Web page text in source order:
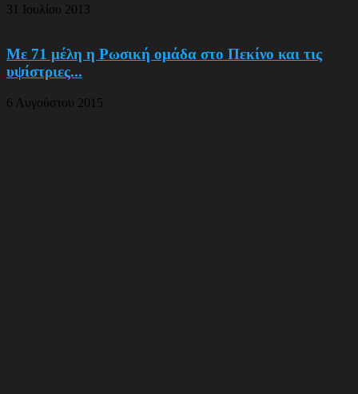
31 Ιουλίου 2013
Με 71 μέλη η Ρωσική ομάδα στο Πεκίνο και τις
υψίστριες...
6 Αυγούστου 2015